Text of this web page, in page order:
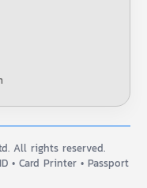
All rights reserved.
• Card Printer • Passport